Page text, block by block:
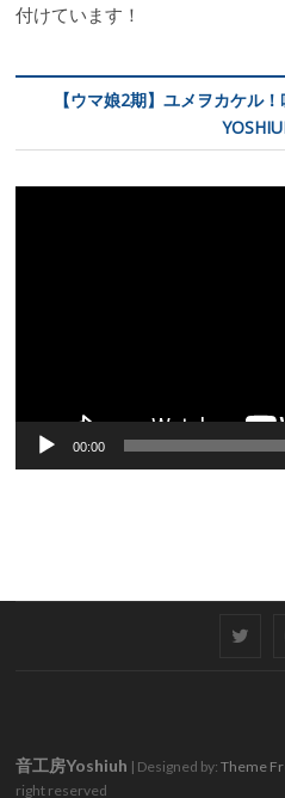
付けています！
【ウマ娘2期】ユメヲカケル
00:00
音工房Yoshiuh | Designed by:Theme
right reserved